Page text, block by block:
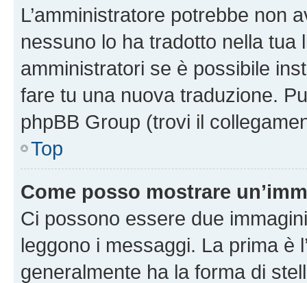
L’amministratore potrebbe non
nessuno lo ha tradotto nella tua
amministratori se è possibile
fare tu una nuova traduzione.
phpBB Group (trovi il
Top
Come posso mostrare
Ci possono essere due
leggono i messaggi. La prima è
generalmente ha la forma di